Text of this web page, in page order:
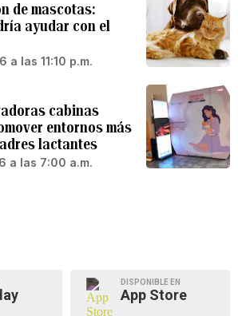
de mascotas:
ayudar con el
a las 11:10 p.m.
cabinas
entornos más
lactantes
a las 7:00 a.m.
DISPONIBLE EN
App Store